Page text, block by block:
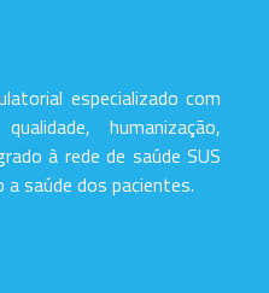
especializado com
humanização,
à rede de saúde SUS
saúde dos pacientes.